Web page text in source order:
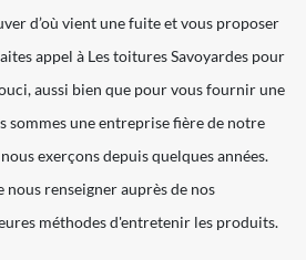
d’où vient une fuite et vous proposer
appel à Les toitures Savoyardes pour
aussi bien que pour vous fournir une
sommes une entreprise fière de notre
exerçons depuis quelques années.
nous renseigner auprès de nos
méthodes d'entretenir les produits.